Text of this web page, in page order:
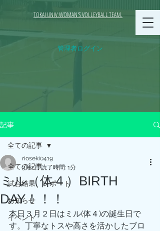
TOKAI UNIV.WOMAN'S VOLLEYBALL TEAM.
管理者ログイン
記事
全ての記事
試合結果、レポート
お知らせ
イベント
全ての記事
ミル（体４）BIRTH
DAY！！！
rioseki0419
3月2日読了時間: 1分
本日３月２日はミル(体４)の誕生日で
す。丁寧なトスや高さを活かしたブロ